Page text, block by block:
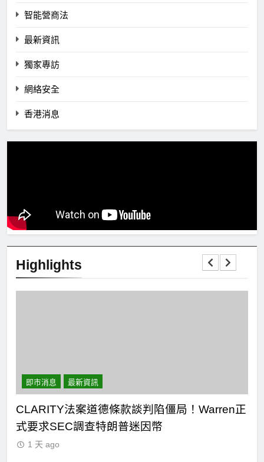
智能營商法
最新資訊
獨家專訪
網絡安全
香港消息
Highlights
正 即市消息 最新資訊